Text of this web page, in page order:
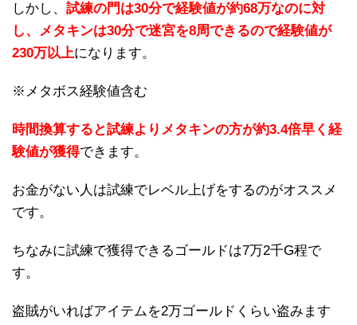
しかし、 試練の門は30分で経験値が約68万なのに対
し、メタキンは30分で迷宮を8周できるので経験値が
230万以上になります。
※メタボス経験値含む
時間換算すると試練よりメタキンの方が約3.4倍早く経
験値が獲得できます。
お金がない人は試練でレベル上げをするのがオススメ
です。
ちなみに試練で獲得できるゴールドは7万2千G程で
す。
盗賊がいればアイテムを2万ゴールドくらい盗みます